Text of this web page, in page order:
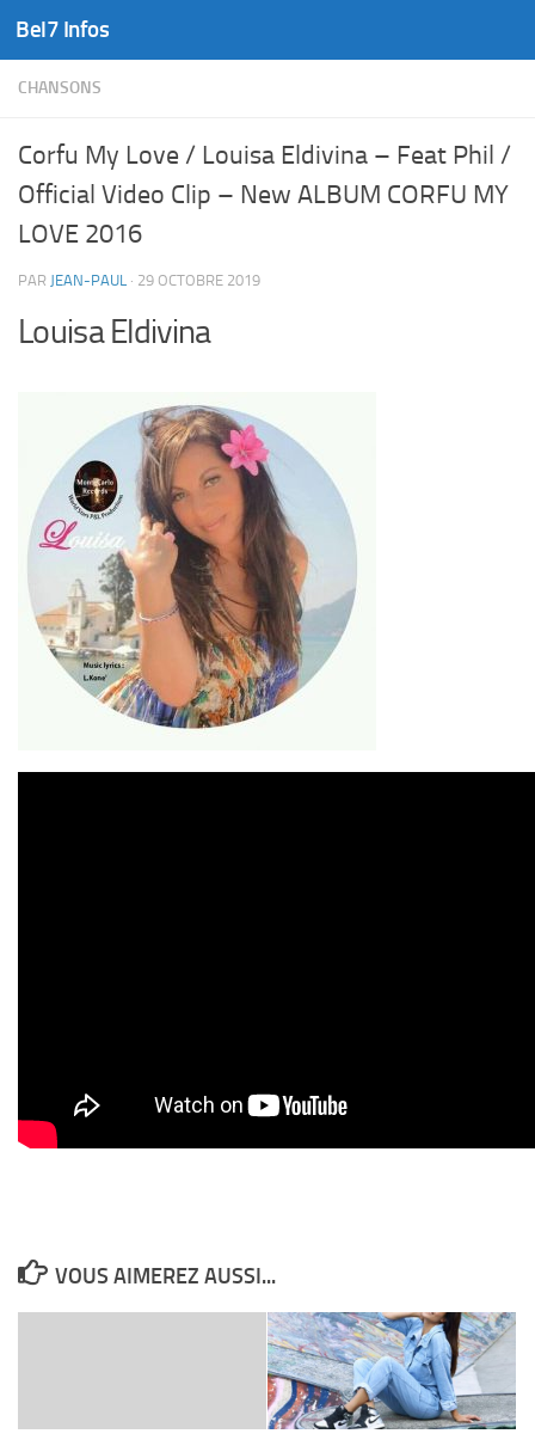
Skip to content
Bel7 Infos
CHANSONS
Corfu My Love / Louisa Eldivina – Feat Phil /
Official Video Clip – New ALBUM CORFU MY
LOVE 2016
PAR JEAN-PAUL · 29 OCTOBRE 2019
Louisa Eldivina
VOUS AIMEREZ AUSSI...